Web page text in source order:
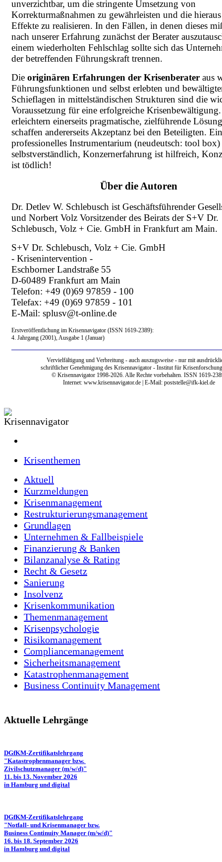
unverzichtbar, um die stringente Umsetzung von
Korrekturmaßnahmen zu gewährleisten und die
Effekte zu realisieren. In den Fällen, in denen dieses
nach unserer Erfahrung zunächst der Berater
einem wiederholten Fehlschlag sollte sich das
der betreffenden Führungskraft trennen.
Die originären Erfahrungen der Krisenberater aus
Führungsfunktionen und selbst erlebten und
Schieflagen in mittelständischen Strukturen sind die
Voraussetzung für eine erfolgreiche
erleichtern einerseits pragmatische, zielführende
schaffen andererseits Akzeptanz bei den Beteiligten. Ein
professionelles Instrumentarium (neudeutsch: tool box)
selbstverständlich, Konzernerfahrung ist hilfreich,
ist tödlich!
Über die Autoren
Dr. Detlev W. Schlebusch ist Geschäftsführender
und Norbert Volz Vorsitzender des Beirats der S+V Dr.
Schlebusch, Volz + Cie. GmbH in Frankfurt am Main.
S+V Dr. Schlebusch, Volz + Cie. GmbH
- Krisenintervention -
Eschborner Landstraße 55
D-60489 Frankfurt am Main
Telefon: +49 (0)69 97859 - 100
Telefax: +49 (0)69 97859 - 101
E-Mail: splusv@t-online.de
Erstveröffentlichung im Krisennavigator (ISSN 1619-2389):
4. Jahrgang (2001), Ausgabe 1 (Januar)
Vervielfältigung und Verbreitung - auch auszugsweise - nur mit
schriftlicher Genehmigung des Krisennavigator - Institut für
© Krisennavigator 1998-2026. Alle Rechte vorbehalten. ISSN 1619-
Internet: www.krisennavigator.de| E-Mail: poststelle@ifk-kiel.de
Krisenthemen
Aktuell
Kurzmeldungen
Krisenmanagement
Restrukturierungsmanagement
Grundlagen
Unternehmen & Fallbeispiele
Finanzierung & Banken
Bilanzanalyse & Rating
Recht & Gesetz
Sanierung
Insolvenz
Krisenkommunikation
Themenmanagement
Krisenpsychologie
Risikomanagement
Compliancemanagement
Sicherheitsmanagement
Katastrophenmanagement
Business Continuity Management
Aktuelle Lehrgänge
DGfKM-Zertifikatslehrgang
"Katastrophenmanager bzw.
Zivilschutzmanager (m/w/d)"
11. bis 13. November 2026
in Hamburg und digital
DGfKM-Zertifikatslehrgang
"Notfall- und Krisenmanager bzw.
Business Continuity Manager (m/w/d)"
16. bis 18. September 2026
in Hamburg und digital